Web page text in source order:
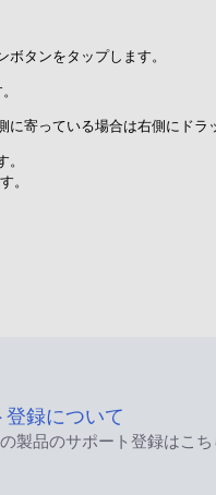
タンをタップします。
に寄っている場合は右側にド
。
録について
製品のサポート登録はこち